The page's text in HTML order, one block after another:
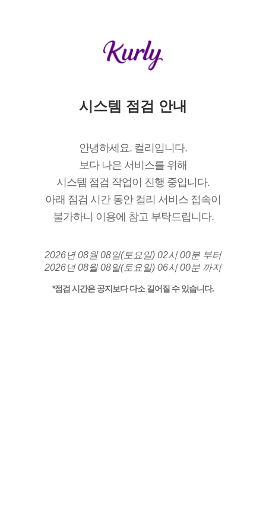
시스템 점검 안내
안녕하세요. 컬리입니다.
보다 나은 서비스를 위해
시스템 점검 작업이 진행 중입니다.
아래 점검 시간 동안 컬리 서비스 접속이
불가하니 이용에 참고 부탁드립니다.
2026년 08월 08일(토요일) 02시 00분 부터
2026년 08월 08일(토요일) 06시 00분 까지
*점검 시간은 공지보다 다소 길어질 수 있습니다.